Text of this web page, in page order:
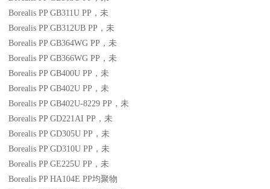
Borealis PP GB311U PP ，未
Borealis PP GB312UB PP ，未
Borealis PP GB364WG PP ，未
Borealis PP GB366WG PP ，未
Borealis PP GB400U PP ，未
Borealis PP GB402U PP ，未
Borealis PP GB402U-8229 PP ，未
Borealis PP GD221AI PP ，未
Borealis PP GD305U PP ，未
Borealis PP GD310U PP ，未
Borealis PP GE225U PP ，未
Borealis PP HA104E PP均聚物